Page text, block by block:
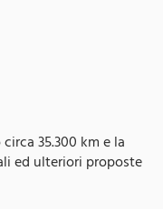
35.300 km e la
ed ulteriori proposte